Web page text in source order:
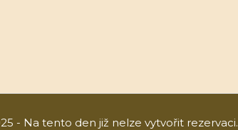
- Na tento den již nelze vytvořit rezervaci.